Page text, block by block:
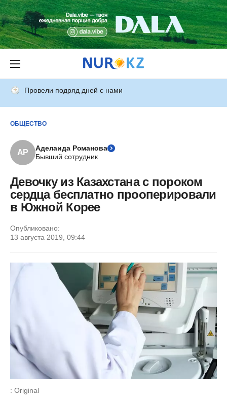
Провели подряд дней с нами
ОБЩЕСТВО
АР
Аделаида Романова
Бывший сотрудник
Девочку из Казахстана с пороком
сердца бесплатно прооперировали
в Южной Корее
Опубликовано:
13 августа 2019, 09:44
: Original